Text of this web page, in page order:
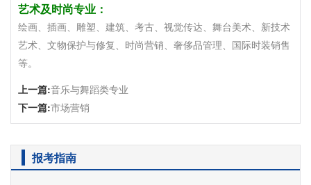
艺术及时尚专业：
绘画、插画、雕塑、建筑、考古、视觉传达、舞台美术、新技术
艺术、文物保护与修复、时尚营销、奢侈品管理、国际时装销售
等。
上一篇:音乐与舞蹈类专业
下一篇:市场营销
报考指南